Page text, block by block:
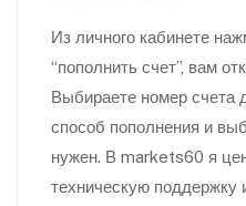
Из личного кабинете
“пополнить счет”, вам
Выбираете номер счета
способ пополнения и
нужен. В markets60 я
техническую поддержку